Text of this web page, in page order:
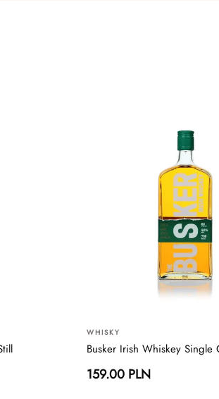
WHISKY
Busker Irish Whiskey Single
159.00 PLN